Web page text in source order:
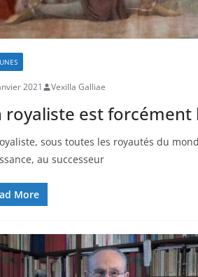
2021 Vexilla Galliae
royaliste est forcément
sous toutes les royautés du
au successeur
More